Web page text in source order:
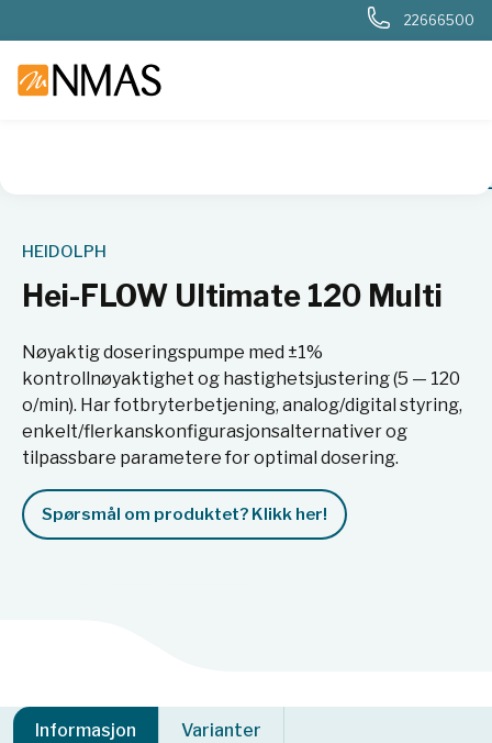
22666500
Hei-
HEIDOLPH
Hei-FLOW Ultimate 120 Multi
Nøyaktig doseringspumpe med ±1%
kontrollnøyaktighet og hastighetsjustering (5 — 120
o/min). Har fotbryterbetjening, analog/digital styring,
enkelt/flerkanskonfigurasjonsalternativer og
tilpassbare parametere for optimal dosering.
Spørsmål om produktet? Klikk her!
Informasjon Varianter